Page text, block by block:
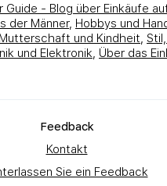
Guide - Blog über Einkäufe
der Männer, Hobbys und
Mutterschaft und Kindheit,
und Elektronik, Über das
Feedback
Kontakt
Sie ein Feedback